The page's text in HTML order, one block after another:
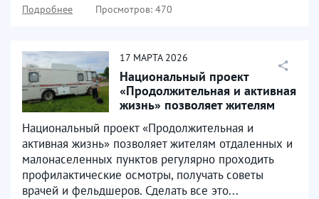
Подробнее Просмотров: 470
17 МАРТА 2026
Национальный проект
«Продолжительная и активная
жизнь» позволяет жителям
малонаселенных...
Национальный проект «Продолжительная и
активная жизнь» позволяет жителям отдаленных и
малонаселенных пунктов регулярно проходить
профилактические осмотры, получать советы
врачей и фельдшеров. Сделать все это...